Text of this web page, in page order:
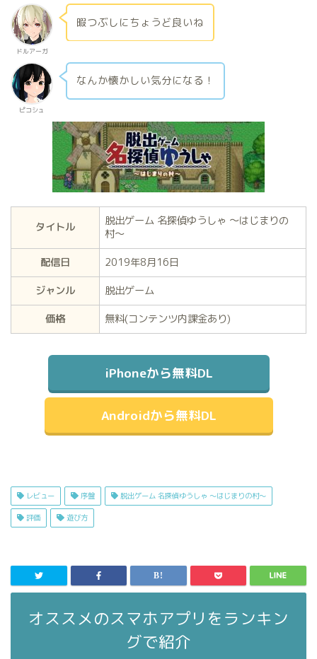
ドルアーガ
暇つぶしにちょうど良いね
ピコシュ
なんか懐かしい気分になる！
タイトル
脱出ゲーム 名探偵ゆうしゃ 〜はじまりの
村〜
配信日
2019年8月16日
ジャンル
脱出ゲーム
価格
無料(コンテンツ内課金あり)
iPhoneから無料DL
Androidから無料DL
レビュー 序盤 脱出ゲーム 名探偵ゆうしゃ 〜はじまりの村〜
評価 遊び方
オススメのスマホアプリをランキン
グで紹介